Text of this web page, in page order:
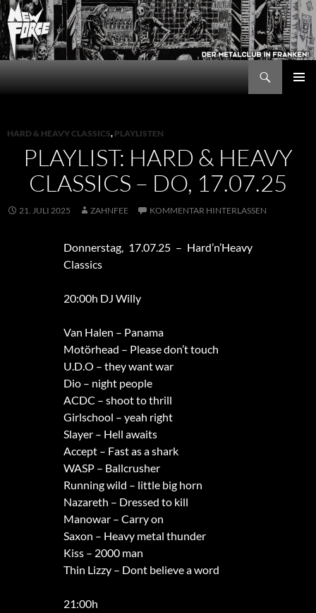
Zum
Inhalt
springen
New Force
HARD & HEAVY CLASSICS, PLAYLISTEN
PLAYLIST: HARD & HEAVY
CLASSICS – DO, 17.07.25
21. JULI 2025 ZAHNFEE KOMMENTAR HINTERLASSEN
Donnerstag, 17.07.25 – Hard’n’Heavy
Classics
20:00h DJ Willy
Van Halen – Panama
Motörhead – Please don’t touch
U.D.O – they want war
Dio – night people
ACDC – shoot to thrill
Girlschool – yeah right
Slayer – Hell awaits
Accept – Fast as a shark
WASP – Ballcrusher
Running wild – little big horn
Nazareth – Dressed to kill
Manowar – Carry on
Saxon – Heavy metal thunder
Kiss – 2000 man
Thin Lizzy – Dont believe a word
21:00h